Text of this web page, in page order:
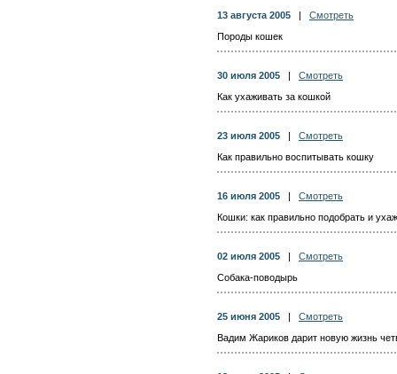
13 августа 2005
Смотреть
Породы кошек
30 июля 2005
Смотреть
Как ухаживать за кошкой
23 июля 2005
Смотреть
Как правильно воспитывать кошку
16 июля 2005
Смотреть
Кошки: как правильно подобрать и
02 июля 2005
Смотреть
Собака-поводырь
25 июня 2005
Смотреть
Вадим Жариков дарит новую жизнь